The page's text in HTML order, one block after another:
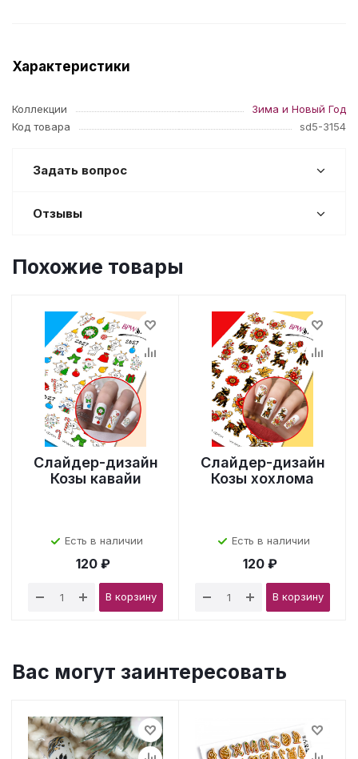
Характеристики
Коллекции
Зима и Новый Год
Код товара
sd5-3154
Задать вопрос
Отзывы
Похожие товары
Слайдер-дизайн
Козы кавайи
Есть в наличии
120 ₽
В корзину
Слайдер-дизайн
Козы хохлома
Есть в наличии
120 ₽
В корзину
Вас могут заинтересовать